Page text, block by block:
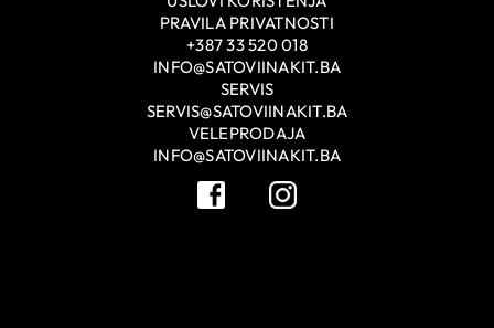
PRAVILA PRIVATNOSTI
+387 33 520 018
INFO@SATOVIINAKIT.BA
SERVIS
SERVIS@SATOVIINAKIT.BA
VELEPRODAJA
INFO@SATOVIINAKIT.BA